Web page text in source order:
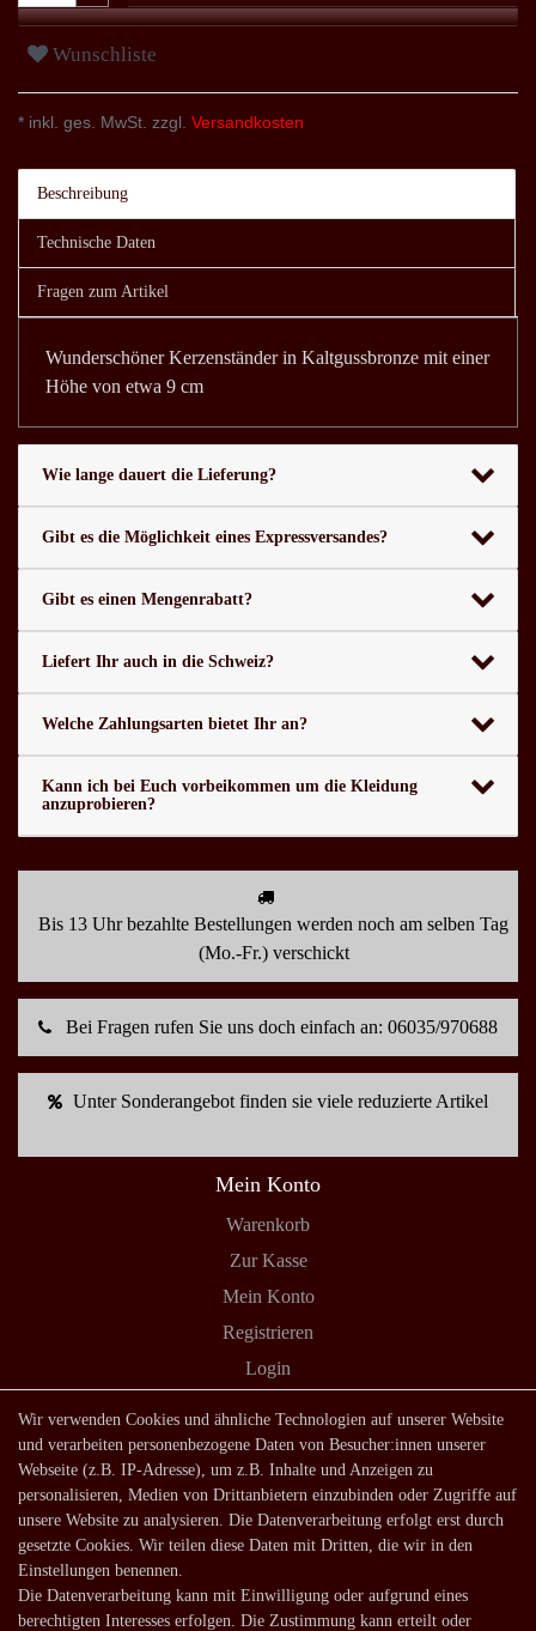
Wunschliste
* inkl. ges. MwSt. zzgl. Versandkosten
Beschreibung
Technische Daten
Fragen zum Artikel
Wunderschöner Kerzenständer in Kaltgussbronze mit einer
Höhe von etwa 9 cm
Wie lange dauert die Lieferung?
Gibt es die Möglichkeit eines Expressversandes?
Gibt es einen Mengenrabatt?
Liefert Ihr auch in die Schweiz?
Welche Zahlungsarten bietet Ihr an?
Kann ich bei Euch vorbeikommen um die Kleidung
anzuprobieren?
Bis 13 Uhr bezahlte Bestellungen werden noch am selben Tag
(Mo.-Fr.) verschickt
Bei Fragen rufen Sie uns doch einfach an: 06035/970688
Unter Sonderangebot finden sie viele reduzierte Artikel
Mein Konto
Warenkorb
Zur Kasse
Mein Konto
Registrieren
Login
Shop
Lagerverkauf
Zahlungsarten
Versandarten und -kosten
Service
Wir verwenden Cookies und ähnliche Technologien auf unserer Website
und verarbeiten personenbezogene Daten von Besucher:innen unserer
Webseite (z.B. IP-Adresse), um z.B. Inhalte und Anzeigen zu
personalisieren, Medien von Drittanbietern einzubinden oder Zugriffe auf
unsere Website zu analysieren. Die Datenverarbeitung erfolgt erst durch
gesetzte Cookies. Wir teilen diese Daten mit Dritten, die wir in den
Einstellungen benennen.
Die Datenverarbeitung kann mit Einwilligung oder aufgrund eines
berechtigten Interesses erfolgen. Die Zustimmung kann erteilt oder